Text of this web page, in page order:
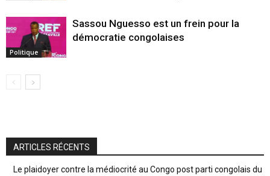
Politique
Sassou Nguesso est un frein pour la
démocratie congolaises
ARTICLES RÉCENTS
Le plaidoyer contre la médiocrité au Congo post parti congolais du